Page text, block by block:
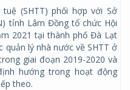
(SHTT) phối hợp với Sở
tỉnh Lâm Đồng tổ chức Hội
2021 tại thành phố Đà Lạt
quản lý nhà nước về SHTT ở
giai đoạn 2019-2020 và
hướng trong hoạt động
theo.